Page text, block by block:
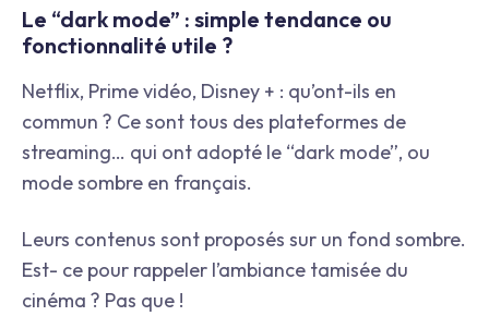
Le “dark mode” : simple tendance ou
fonctionnalité utile ?
Netflix, Prime vidéo, Disney + : qu’ont-ils en
commun ? Ce sont tous des plateformes de
streaming… qui ont adopté le “dark mode”, ou
mode sombre en français.
Leurs contenus sont proposés sur un fond sombre.
Est- ce pour rappeler l’ambiance tamisée du
cinéma ? Pas que !